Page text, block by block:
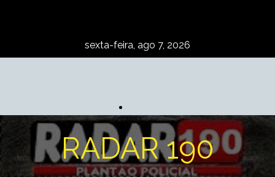
sexta-feira, ago 7, 2026
RADAR 190